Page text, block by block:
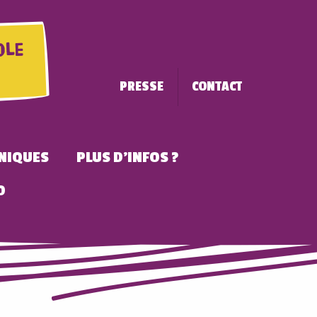
PLUS D'INFOS ?
PRESSE CONTACT